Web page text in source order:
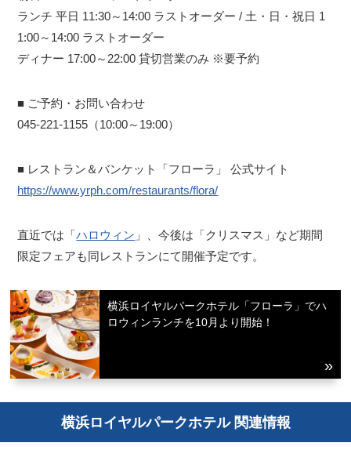
ランチ 平日 11:30～14:00 ラストオーダー / 土・日・祝日 1
1:00～14:00 ラストオーダー
ディナー 17:00～22:00 貸切営業のみ ※要予約
■ ご予約・お問い合わせ
045-221-1155（10:00～19:00）
■ レストラン＆バンケット「フローラ」 公式サイト
https://www.yrph.com/restaurants/flora/
直近では「ハロウィン 」、今後は「クリスマス」など期間
限定フェアも同レストランにて開催予定です。
横浜ロイヤルパークホテル「フローラ」でハ
ロウィンランチを10月より開始！
横浜ロイヤルパークホテル 関連情報